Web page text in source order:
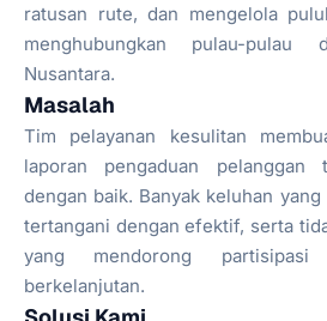
ratusan rute, dan mengelola
menghubungkan pulau-
Nusantara.
Masalah
Tim pelayanan kesulitan
laporan pengaduan pelanggan
dengan baik. Banyak keluhan
tertangani dengan efektif, serta
yang mendorong partisipasi
berkelanjutan.